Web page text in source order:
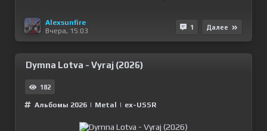
Alexsunfire
Вчера, 15:03
1 Далее
Dymna Lotva - Vyraj (2026)
182
Альбомы 2026 | Metal | ex-USSR